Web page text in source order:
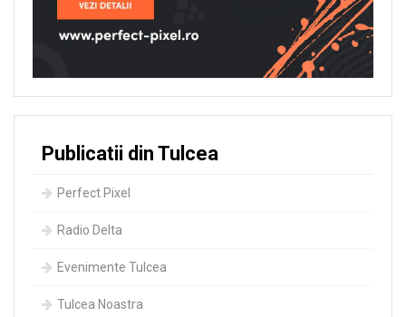
Publicatii din Tulcea
Perfect Pixel
Radio Delta
Evenimente Tulcea
Tulcea Noastra